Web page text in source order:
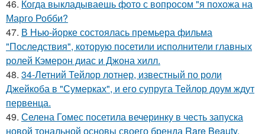
46. Когда выкладываешь фото с вопросом "я похожа на
Марго Робби?
47. В Нью-йорке состоялась премьера фильма
"Последствия", которую посетили исполнители главных
ролей Кэмерон диас и Джона хилл.
48. 34-Летний Тейлор лотнер, известный по роли
Джейкоба в "Сумерках", и его супруга Тейлор доум ждут
первенца.
49. Селена Гомес посетила вечеринку в честь запуска
новой тональной основы своего бренда Rare Beauty.